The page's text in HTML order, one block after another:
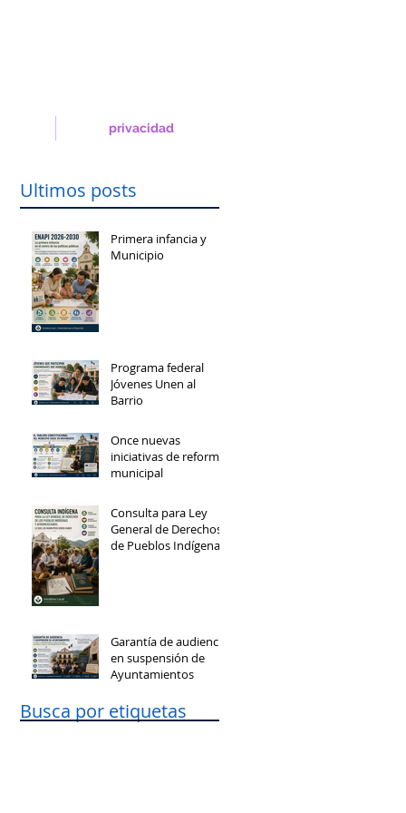
privacidad
Ultimos posts
Primera infancia y
Municipio
Programa federal
Jóvenes Unen al
Barrio
Once nuevas
iniciativas de reforma
municipal
Consulta para Ley
General de Derechos
de Pueblos Indígenas
Garantía de audiencia
en suspensión de
Ayuntamientos
Busca por etiquetas